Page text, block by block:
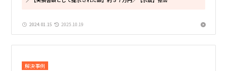
2024.01.15 2025.10.19
解決事例